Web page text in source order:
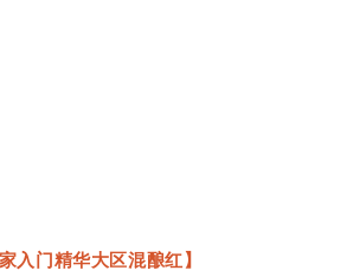
家入门精华大区混酿红】